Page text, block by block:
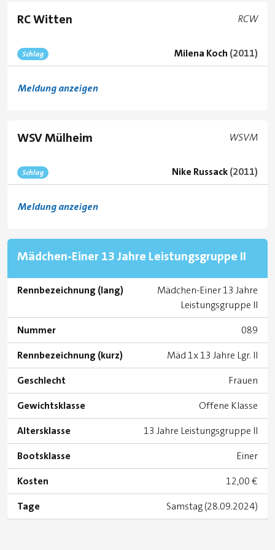
Mädchen-Einer 13 Jahre Leistungsgruppe II
Rennbezeichnung (lang)
Mädchen-Einer 13 Jahre
Leistungsgruppe II
Nummer
089
Rennbezeichnung (kurz)
Mäd 1x 13 Jahre Lgr. II
Geschlecht
Frauen
Gewichtsklasse
Offene Klasse
Altersklasse
13 Jahre Leistungsgruppe II
Bootsklasse
Einer
Kosten
12,00 €
Tage
Samstag (28.09.2024)
RC Witten Club
RCW
Schlag Milena Koch (2011)
Meldung anzeigen
WSV Mülheim Club code:
WSVM
Schlag Nike Russack(2011)
Meldung anzeigen